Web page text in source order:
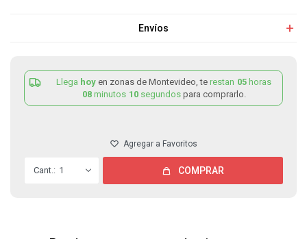
Envíos
Llega hoy en zonas de Montevideo, te restan 05 horas
08 minutos 10 segundos para comprarlo.
1 COMPRAR